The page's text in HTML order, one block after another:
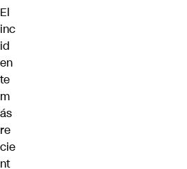
El
inc
id
en
te
m
ás
re
cie
nt